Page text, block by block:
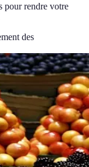
pour rendre votre
des